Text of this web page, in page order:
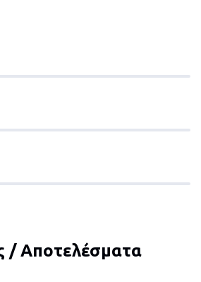
/ Αποτελέσματα